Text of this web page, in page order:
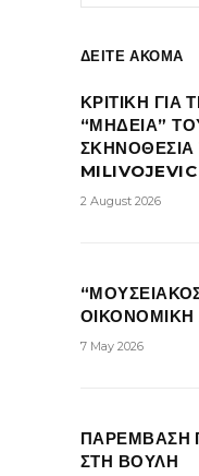
ΔΕΙΤΕ ΑΚΟΜΑ
ΚΡΙΤΙΚΗ ΓΙΑ
“ΜΗΔΕΙΑ”
ΣΚΗΝΟΘΕΣΙΑ
2 August 2026
7 May 2026
ΠΑΡΕΜΒΑΣΗ
ΣΤΗ ΒΟΥΛΗ